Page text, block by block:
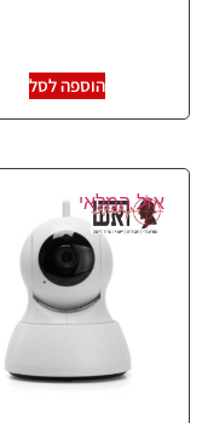
הוספה לסל
אזל המלאי